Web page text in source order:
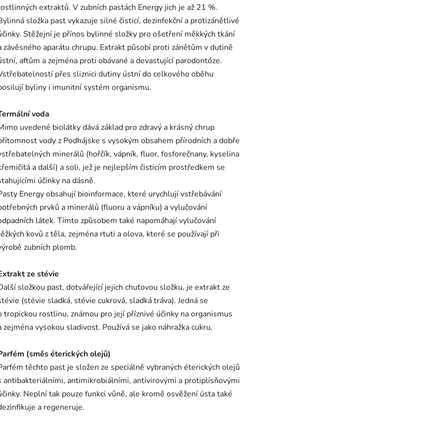
extraktů. V zubních pastách Energy jich je až 21 %.
složka past vykazuje silné čisticí, dezinfekční a protizánětlivé
Stěžejní je přínos bylinné složky pro ošetření měkkých tkání
závěsného aparátu chrupu. Extrakt působí proti zánětům v dutině
aftům a zejména proti obávané a devastující parodontóze.
přes sliznici dutiny ústní do celkového oběhu
byliny i imunitní systém organismu.
voda
uvedené biolátky dává základ pro zdravý a krásný chrup
vody z Podhájske s vysokým obsahem přírodních a dobře
minerálů (hořčík, vápník, fluor, fosforečnany, kyselina
a další) a soli, jež je nejlepším čisticím prostředkem se
účinky na dásně.
Energy obsahují bioinformace, které urychlují vstřebávání
prvků a minerálů (fluoru a vápníku) a vylučování
látek. Tímto způsobem také napomáhají vylučování
kovů z těla, zejména rtuti a olova, které se používají při
zubních plomb.
ze stévie
složkou past, dotvářející jejich chuťovou složku, je extrakt ze
(stévie sladká, stévie cukrová, sladká tráva). Jedná se
tropickou rostlinu, známou pro její příznivé účinky na organismus
zejména vysokou sladivost. Používá se jako náhražka cukru.
(směs éterických olejů)
těchto past je složen ze speciálně vybraných éterických olejů
antibakteriálními, antimikrobiálními, antivirovými a protiplísňovými
Neplní tak pouze funkci vůně, ale kromě osvěžení ústa také
a regeneruje.